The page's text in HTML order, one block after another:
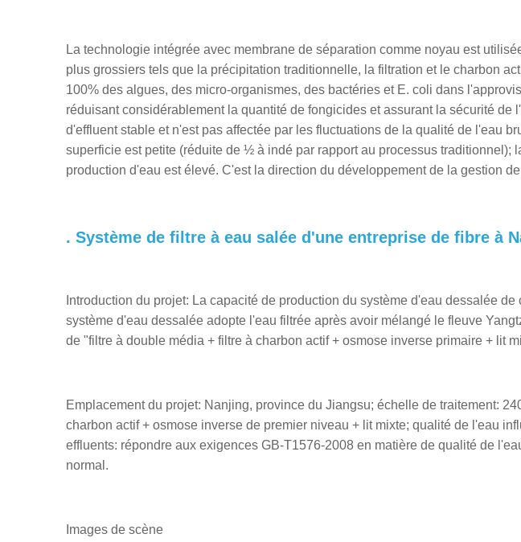
La technologie intégrée avec membrane de séparation comme noyau est
plus grossiers tels que la précipitation traditionnelle, la filtration et le charbon
100% des algues, des micro-organismes, des bactéries et E. coli dans
réduisant considérablement la quantité de fongicides et assurant la sécurité
d'effluent stable et n'est pas affectée par les fluctuations de la qualité de l'eau
superficie est petite (réduite de ½ à indé par rapport au processus traditionnel);
production d'eau est élevé. C'est la direction du développement de la gestion
. Système de filtre à eau salée d'une entreprise de fibre à
Introduction du projet: La capacité de production du système d'eau dessalée
système d'eau dessalée adopte l'eau filtrée après avoir mélangé le fleuve
de "filtre à double média + filtre à charbon actif + osmose inverse primaire + lit
Emplacement du projet: Nanjing, province du Jiangsu; échelle de traitement:
charbon actif + osmose inverse de premier niveau + lit mixte; qualité de l'eau
effluents: répondre aux exigences GB-T1576-2008 en matière de qualité de
normal.
Images de scène